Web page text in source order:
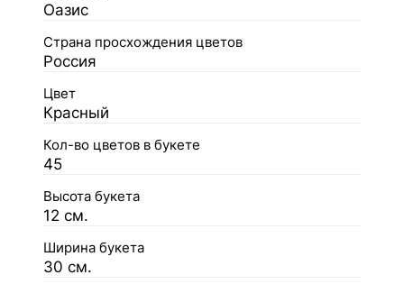
Оазис
Страна просхождения цветов
Россия
Цвет
Красный
Кол-во цветов в букете
45
Высота букета
12 см.
Ширина букета
30 см.